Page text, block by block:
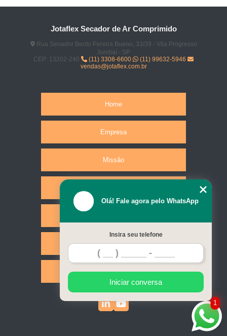
Jotaflex Secador de Ar Comprimido
Rua Senador Bento Pereira Bueno, 33/39 - Vila Progresso
Jundiaí - SP
CEP: 13202-240
(11) 3308-6600
(11) 99632-5946
vendas@jotaflex.com.br
Home
Empresa
Missão
Contato
Mapa do site
1
Olá! Fale agora pelo WhatsApp
Insira seu telefone
Iniciar conversa